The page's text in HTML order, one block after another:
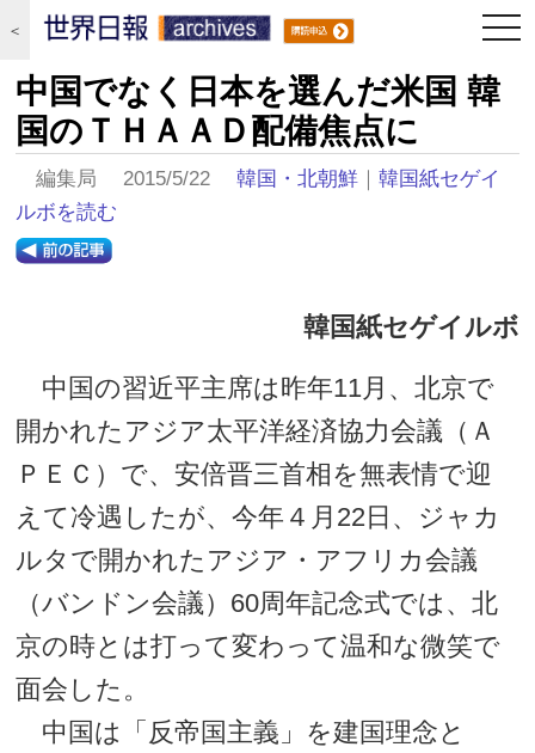
＜
中国でなく日本を選んだ米国 韓
国のＴＨＡＡＤ配備焦点に
編集局 2015/5/22韓国・北朝鮮 ｜韓国紙セゲイ
ルボを読む
韓国紙セゲイルボ
中国の習近平主席は昨年11月、北京で
開かれたアジア太平洋経済協力会議（Ａ
ＰＥＣ）で、安倍晋三首相を無表情で迎
えて冷遇したが、今年４月22日、ジャカ
ルタで開かれたアジア・アフリカ会議
（バンドン会議）60周年記念式では、北
京の時とは打って変わって温和な微笑で
面会した。
中国は「反帝国主義」を建国理念と